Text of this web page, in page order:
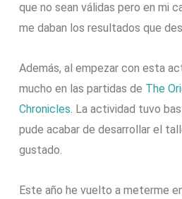
que no sean válidas pero en mi
me daban los resultados que
Además, al empezar con esta
mucho en las partidas de The
Chronicles. La actividad tuvo
pude acabar de desarrollar el
gustado.
Este año he vuelto a meterme